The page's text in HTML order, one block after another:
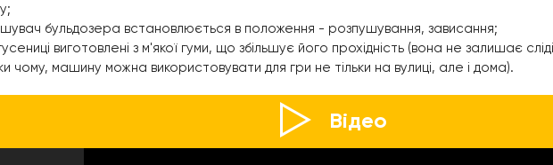
бульдозера встановлюється в положення - розпушування, зависання;
виготовлені з м'якої гуми, що збільшує його прохідність (вона не залишає
чому, машину можна використовувати для гри не тільки на вулиці, але і дома).
Відео